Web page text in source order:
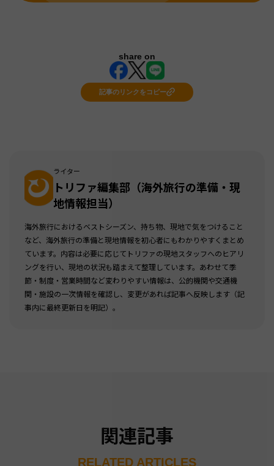
share on
記事のリンクをコピー
ライター
トリファ編集部（海外旅行の準備・現
地情報担当）
海外旅行におけるベストシーズン、持ち物、現地で気をつけること
など、海外旅行の準備と現地情報を初心者にもわかりやすくまとめ
ています。内容は必要に応じてトリファの現地スタッフへのヒアリ
ングを行い、現地の状況も踏まえて整理しています。あわせて季
節・制度・営業時間など変わりやすい情報は、公的機関や交通機
関・施設の一次情報を確認し、変更があれば記事へ反映します（記
事内に最終更新日を明記）。
関連記事
RELATED ARTICLES